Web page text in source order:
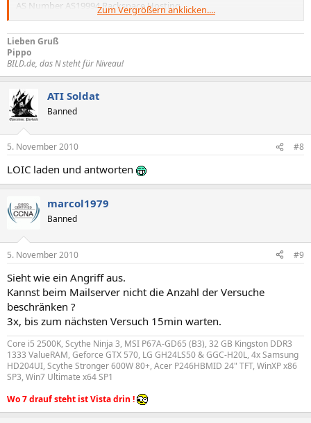
AS Number AS19994 Rackspace Hosting
Latitude 29°48'89" North
Longitude 98°39'87" West
Distance 10024.03 km (6228.64 miles)
Zum Vergrößern anklicken....
Lieben Gruß
Pippo
BILD.de, das N steht für Niveau!
ATI Soldat
Banned
5. November 2010 #8
LOIC laden und antworten
marcol1979
Banned
5. November 2010 #9
Sieht wie ein Angriff aus.
Kannst beim Mailserver nicht die Anzahl der Versuche
beschränken ?
3x, bis zum nächsten Versuch 15min warten.
Core i5 2500K, Scythe Ninja 3, MSI P67A-GD65 (B3), 32 GB Kingston DDR3
1333 ValueRAM, Geforce GTX 570, LG GH24LS50 & GGC-H20L, 4x Samsung
HD204UI, Scythe Stronger 600W 80+, Acer P246HBMID 24" TFT, WinXP x86
SP3, Win7 Ultimate x64 SP1
Wo 7 drauf steht ist Vista drin !